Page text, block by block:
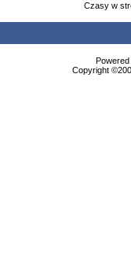
Czasy w
Copyright